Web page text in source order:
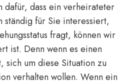
dafür, dass ein verheirateter
ständig für Sie interessiert,
fragt, können wir
ist. Denn wenn es einen
sich um diese Situation zu
verhalten wollen. Wenn ein